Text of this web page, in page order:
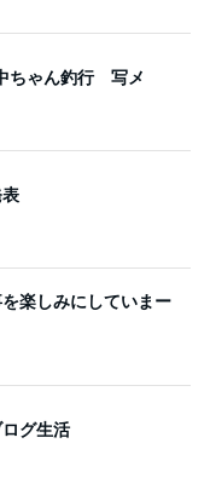
衆で中ちゃん釣行 写メ
楽しみにしていまー
グ生活